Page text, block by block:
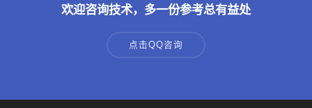
欢迎咨询技术，多一份参考总有益处
点击QQ咨询